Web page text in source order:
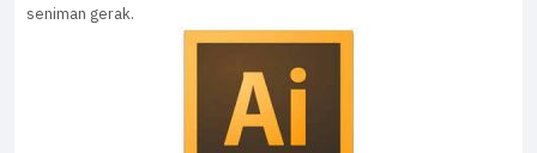
seniman gerak.